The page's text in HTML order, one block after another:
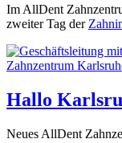
Im AllDent
zweiter Tag der
Hallo
Neues AllDent